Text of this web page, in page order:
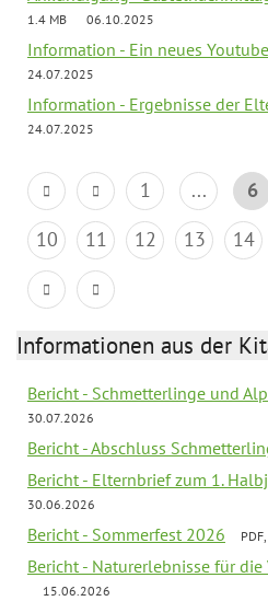
1.4 MB
06.10.2025
Information - Ein neues
24.07.2025
Information - Ergebnisse der
24.07.2025
1 ... 6
10
11 12 13 14
Informationen aus der
Bericht - Schmetterlinge und
30.07.2026
Bericht - Abschluss
Bericht - Elternbrief zum 1.
30.06.2026
Bericht - Sommerfest 2026
Bericht - Naturerlebnisse für
15.06.2026